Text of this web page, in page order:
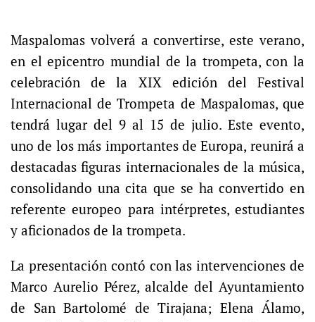
Maspalomas volverá a convertirse, este verano,
en el epicentro mundial de la trompeta, con la
celebración de la XIX edición del Festival
Internacional de Trompeta de Maspalomas, que
tendrá lugar del 9 al 15 de julio. Este evento,
uno de los más importantes de Europa, reunirá a
destacadas figuras internacionales de la música,
consolidando una cita que se ha convertido en
referente europeo para intérpretes, estudiantes
y aficionados de la trompeta.
La presentación contó con las intervenciones de
Marco Aurelio Pérez, alcalde del Ayuntamiento
de San Bartolomé de Tirajana; Elena Álamo,